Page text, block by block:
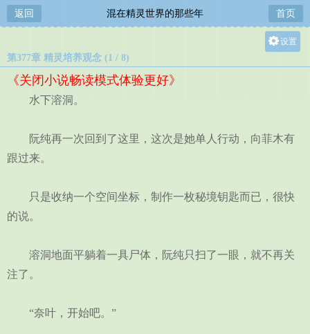
返回 混在精灵世界的那些年 首页
设置
第377章 精灵培养观念 (1 / 8)
《关闭小说畅读模式体验更好》
水下溶洞。
阮纯再一次回到了这里，这次是她单人行动，向菲木有
跟过来。
只是收纳一个空间坐标，制作一枚秘境钥匙而已，很快
的说。
溶洞地面平躺着一具尸体，阮纯只扫了一眼，就不再关
注了。
“奈叶，开始吧。”